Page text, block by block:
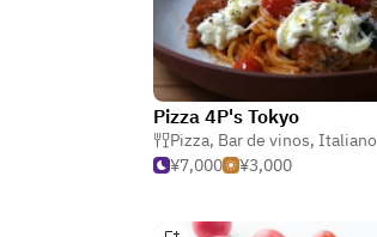
Pizza 4P's Tokyo
Pizza, Bar de vinos, Italiano
¥7,000
¥3,000